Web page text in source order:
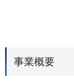
事業概要